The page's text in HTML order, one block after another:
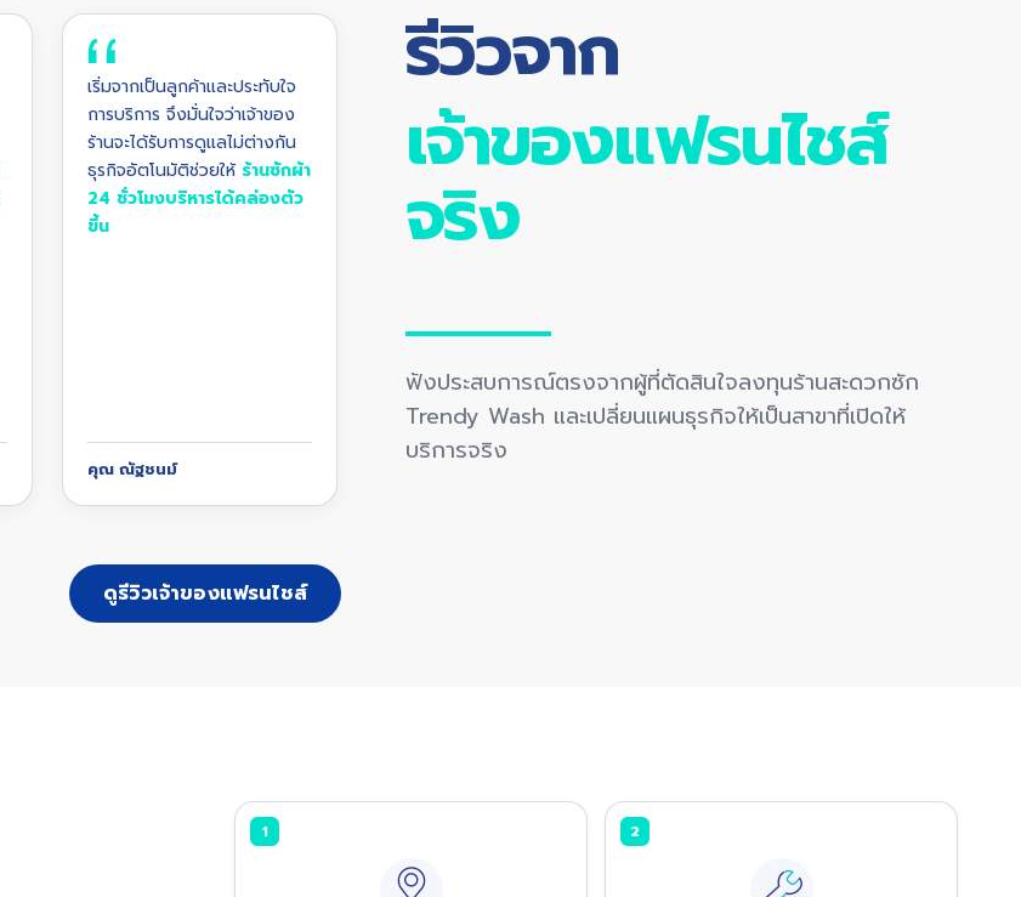
สาขา Premium ซอยแบริ่ง 10
เริ่มจากเป็นลูกค้าและประทับใจ
การบริการ จึงมั่นใจว่าเจ้าของ
ร้านจะได้รับการดูแลไม่ต่างกัน
ธุรกิจอัตโนมัติช่วยให้ ร้านซักผ้า
24 ชั่วโมงบริหารได้คล่องตัว
ขึ้น
คุณ ณัฐชนม์
รีวิวจาก
เจ้าของแฟรนไชส์
จริง
ฟังประสบการณ์ตรงจากผู้ที่ตัดสินใจลงทุนร้านสะดวกซัก
Trendy Wash และเปลี่ยนแผนธุรกิจให้เป็นสาขาที่เปิดให้
บริการจริง
ดูรีวิวเจ้าของแฟรนไชส์
1 2